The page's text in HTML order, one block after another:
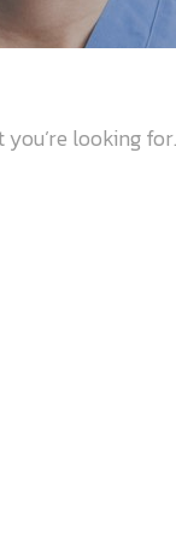
you’re looking